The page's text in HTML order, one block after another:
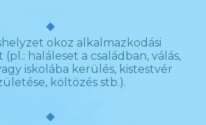
okoz alkalmazkodási
haláleset a családban, válás,
iskolába kerülés, kistestvér
költözés stb.).